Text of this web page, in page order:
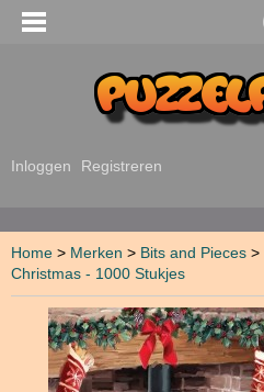
Inloggen Registreren
Home > Merken > Bits and Pieces >
Christmas - 1000 Stukjes